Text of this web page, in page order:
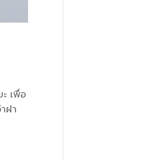
เพื่อ
ฝา